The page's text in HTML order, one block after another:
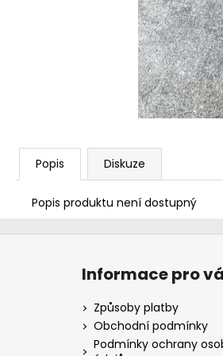
Popis Diskuze
Popis produktu není dostupný
Z
Informace pro
Způsoby platby
Obchodní podmínky
Podmínky ochrany